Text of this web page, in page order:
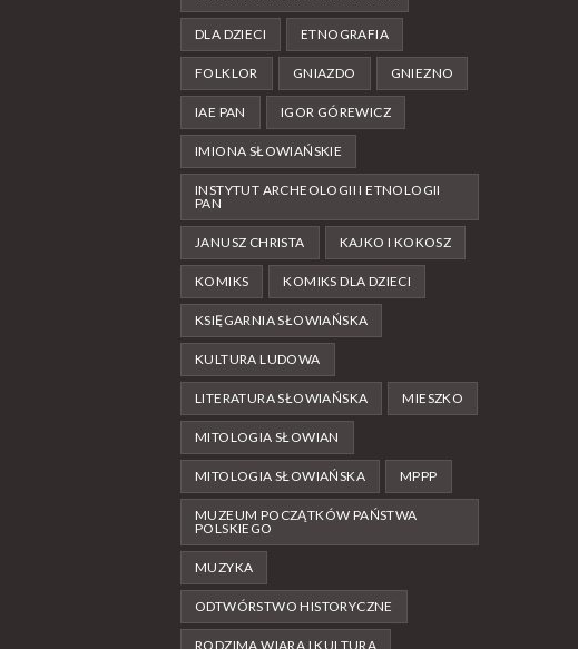
DLA DZIECI ETNOGRAFIA
FOLKLOR GNIAZDO GNIEZNO
IAE PAN IGOR GÓREWICZ
IMIONA SŁOWIAŃSKIE
INSTYTUT ARCHEOLOGII I ETNOLOGII
PAN
JANUSZ CHRISTA KAJKO I KOKOSZ
KOMIKS KOMIKS DLA DZIECI
KSIĘGARNIA SŁOWIAŃSKA
KULTURA LUDOWA
LITERATURA SŁOWIAŃSKA MIESZKO
MITOLOGIA SŁOWIAN
MITOLOGIA SŁOWIAŃSKA MPPP
MUZEUM POCZĄTKÓW PAŃSTWA
POLSKIEGO
MUZYKA
ODTWÓRSTWO HISTORYCZNE
RODZIMA WIARA I KULTURA